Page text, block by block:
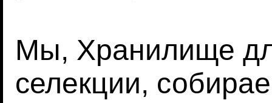
Мы, Хранилище
селекции,